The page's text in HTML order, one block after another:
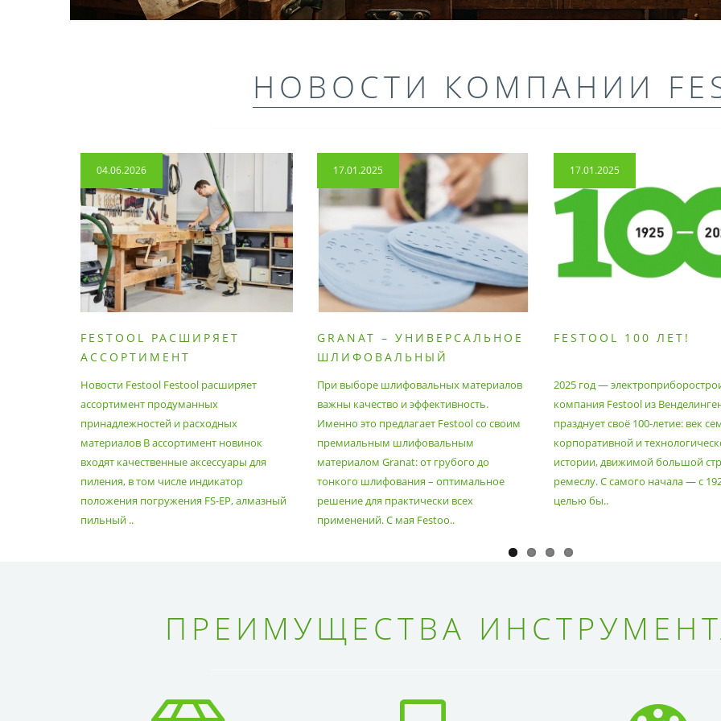
НОВОСТИ КОМПАНИИ
04.06.2026
FESTOOL РАСШИРЯЕТ
АССОРТИМЕНТ
ПРИНАДЛЕЖНОСТЕЙ И
РАСХОДНЫХ МАТЕРИАЛОВ
Новости Festool Festool расширяет
ассортимент продуманных
принадлежностей и расходных
материалов В ассортимент новинок
входят качественные аксессуары для
пиления, в том числе индикатор
положения погружения FS-EP, алмазный
пильный ..
17.01.2025
GRANAT – УНИВЕРСАЛЬНОЕ
ШЛИФОВАЛЬНЫЙ
При выборе шлифовальных материалов
важны качество и эффективность.
Именно это предлагает Festool со своим
премиальным шлифовальным
материалом Granat: от грубого до
тонкого шлифования – оптимальное
решение для практически всех
применений. С мая Festoo..
17.01.2025
FESTOOL 100 ЛЕТ!
2025 год —
компания Festool из
празднует своё 100-летие: век
корпоративной и
истории, движимой большой
ремеслу. С самого начала — с
целью бы..
ПРЕИМУЩЕСТВА ИНСТРУМЕНТА